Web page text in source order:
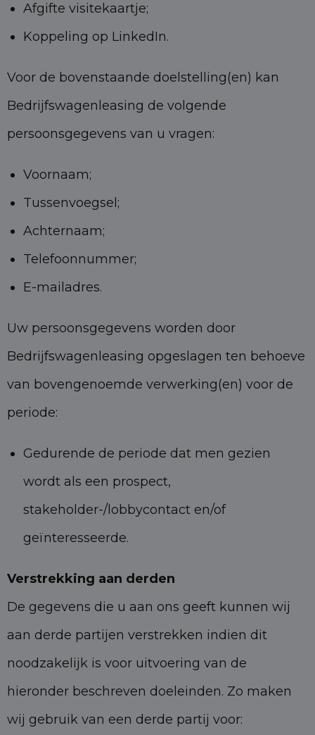
Afgifte visitekaartje;
Koppeling op LinkedIn.
Voor de bovenstaande doelstelling(en) kan
Bedrijfswagenleasing de volgende
persoonsgegevens van u vragen:
Voornaam;
Tussenvoegsel;
Achternaam;
Telefoonnummer;
E-mailadres.
Uw persoonsgegevens worden door
Bedrijfswagenleasing opgeslagen ten behoeve
van bovengenoemde verwerking(en) voor de
periode:
Gedurende de periode dat men gezien
wordt als een prospect,
stakeholder-/lobbycontact en/of
geïnteresseerde.
Verstrekking aan derden
De gegevens die u aan ons geeft kunnen wij
aan derde partijen verstrekken indien dit
noodzakelijk is voor uitvoering van de
hieronder beschreven doeleinden. Zo maken
wij gebruik van een derde partij voor: